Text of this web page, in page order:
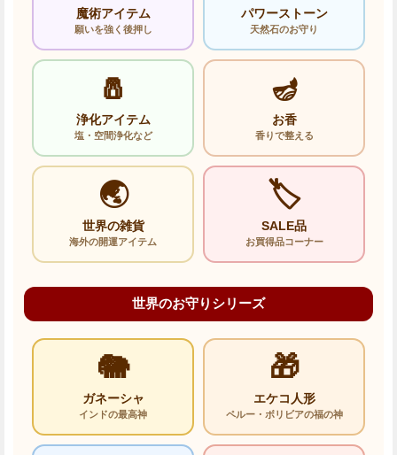
魔術アイテム
願いを強く後押し
パワーストーン
天然石のお守り
🧂
浄化アイテム
塩・空間浄化など
🪔
お香
香りで整える
🌏
世界の雑貨
海外の開運アイテム
🏷️
SALE品
お買得品コーナー
世界のお守りシリーズ
🐘
ガネーシャ
インドの最高神
🎁
エケコ人形
ペルー・ボリビアの福の神